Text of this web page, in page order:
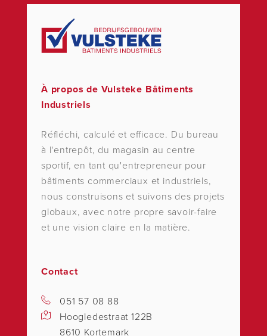
À propos de Vulsteke Bâtiments
Industriels
Réfléchi, calculé et efficace. Du bureau
à l'entrepôt, du magasin au centre
sportif, en tant qu'entrepreneur pour
bâtiments commerciaux et industriels,
nous construisons et suivons des projets
globaux, avec notre propre savoir-faire
et une vision claire en la matière.
Contact
051 57 08 88
Hoogledestraat 122B
8610 Kortemark